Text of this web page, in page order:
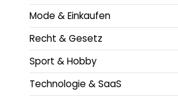
Mode & Einkaufen
Recht & Gesetz
Sport & Hobby
Technologie & SaaS